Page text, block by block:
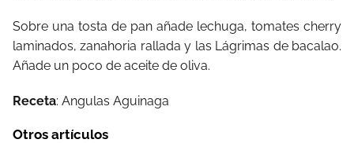
Sobre una tosta de pan añade lechuga, tomates cherry
laminados, zanahoria rallada y las Lágrimas de bacalao.
Añade un poco de aceite de oliva.
Receta: Angulas Aguinaga
Otros artículos